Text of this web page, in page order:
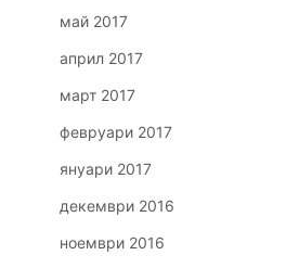
май 2017
април 2017
март 2017
февруари 2017
януари 2017
декември 2016
ноември 2016